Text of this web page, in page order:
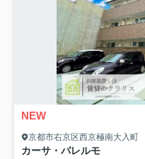
NEW
京都市右京区西京極南大入町
カーサ・パレルモ